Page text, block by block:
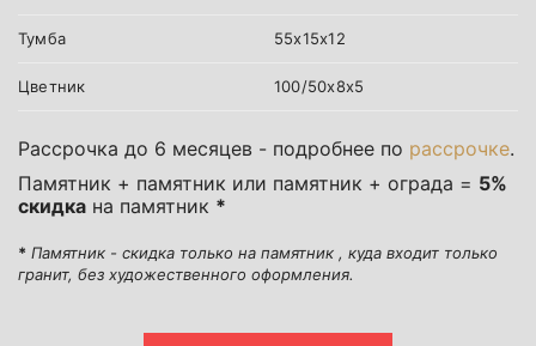
Тумба 55х15х12
Цветник 100/50х8х5
Рассрочка до 6 месяцев - подробнее по рассрочке.
Памятник + памятник или памятник + ограда = 5%
скидка на памятник *
* Памятник - скидка только на памятник , куда входит только
гранит, без художественного оформления.